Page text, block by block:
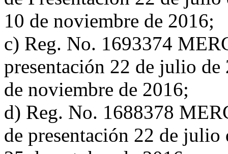
10 de noviembre de 2016;
c) Reg. No. 1693374
presentación 22 de julio
de noviembre de 2016;
d) Reg. No. 1688378
de presentación 22 de